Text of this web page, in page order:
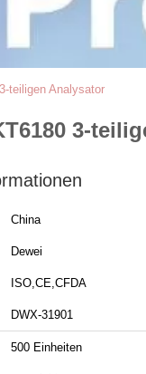
teiligen Analysator
3-
China
Dewei
ISO,CE,CFDA
DWX-31901
500 Einheiten